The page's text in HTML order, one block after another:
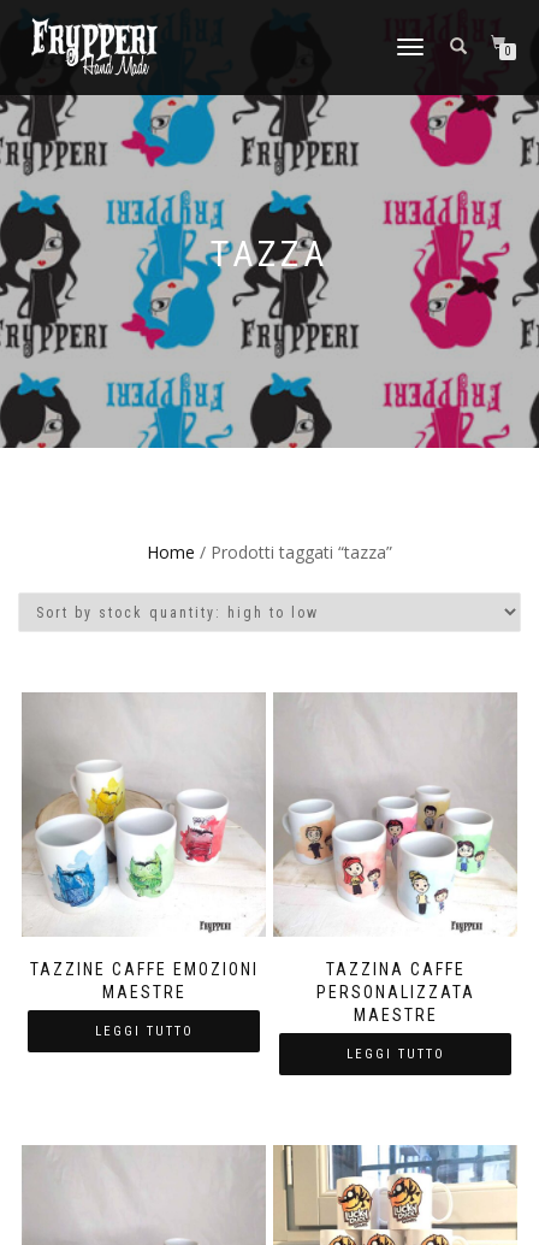
NAVIGAZIONE
0
TAZZA
Home / Prodotti taggati “tazza”
TAZZINE CAFFE EMOZIONI
MAESTRE
LEGGI TUTTO
TAZZINA CAFFE
PERSONALIZZATA
MAESTRE
LEGGI TUTTO